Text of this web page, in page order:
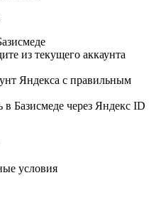
из текущего аккаунта
Яндекса с правильным
в Базисмеде через Яндекс ID
условия